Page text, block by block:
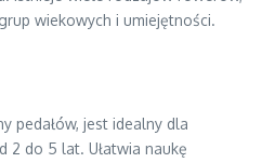
wiekowych i umiejętności.
pedałów, jest idealny dla
2 do 5 lat. Ułatwia naukę